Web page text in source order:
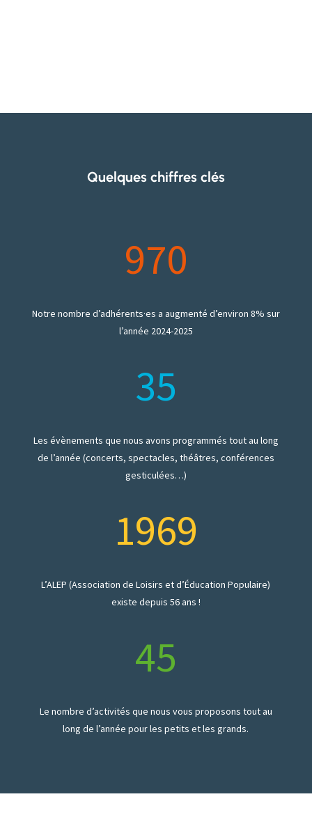
Quelques chiffres clés
970
Notre nombre d’adhérents·es a augmenté d’environ 8% sur
l’année 2024-2025
35
Les évènements que nous avons programmés tout au long
de l’année (concerts, spectacles, théâtres, conférences
gesticulées…)
1969
L’ALEP (Association de Loisirs et d’Éducation Populaire)
existe depuis 56 ans !
45
Le nombre d’activités que nous vous proposons tout au
long de l’année pour les petits et les grands.